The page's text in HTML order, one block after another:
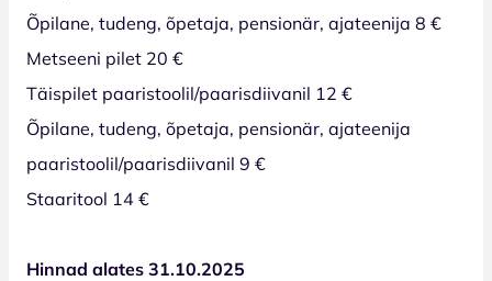
Õpilane, tudeng, õpetaja, pensionär, ajateenija 8 €
Metseeni pilet 20 €
Täispilet paaristoolil/paarisdiivanil 12 €
Õpilane, tudeng, õpetaja, pensionär, ajateenija
paaristoolil/paarisdiivanil 9 €
Staaritool 14 €
Hinnad alates 31.10.2025